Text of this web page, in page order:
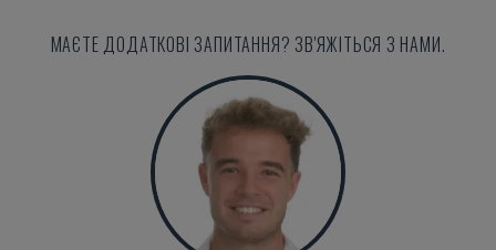
МАЄТЕ ДОДАТКОВІ ЗАПИТАННЯ? ЗВ'ЯЖІТЬСЯ З НАМИ.